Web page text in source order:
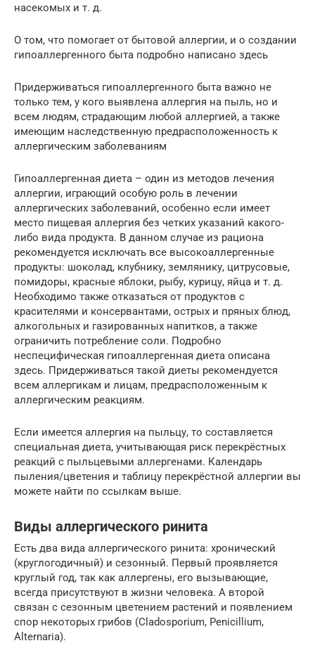
насекомых и т. д.
О том, что помогает от бытовой аллергии, и о создании
гипоаллергенного быта подробно написано здесь
Придерживаться гипоаллергенного быта важно не
только тем, у кого выявлена аллергия на пыль, но и
всем людям, страдающим любой аллергией, а также
имеющим наследственную предрасположенность к
аллергическим заболеваниям
Гипоаллергенная диета – один из методов лечения
аллергии, играющий особую роль в лечении
аллергических заболеваний, особенно если имеет
место пищевая аллергия без четких указаний какого-
либо вида продукта. В данном случае из рациона
рекомендуется исключать все высокоаллергенные
продукты: шоколад, клубнику, землянику, цитрусовые,
помидоры, красные яблоки, рыбу, курицу, яйца и т. д.
Необходимо также отказаться от продуктов с
красителями и консервантами, острых и пряных блюд,
алкогольных и газированных напитков, а также
ограничить потребление соли. Подробно
неспецифическая гипоаллергенная диета описана
здесь. Придерживаться такой диеты рекомендуется
всем аллергикам и лицам, предрасположенным к
аллергическим реакциям.
Если имеется аллергия на пыльцу, то составляется
специальная диета, учитывающая риск перекрёстных
реакций с пыльцевыми аллергенами. Календарь
пыления/цветения и таблицу перекрёстной аллергии вы
можете найти по ссылкам выше.
Виды аллергического ринита
Есть два вида аллергического ринита: хронический
(круглогодичный) и сезонный. Первый проявляется
круглый год, так как аллергены, его вызывающие,
всегда присутствуют в жизни человека. А второй
связан с сезонным цветением растений и появлением
спор некоторых грибов (Cladosporium, Penicillium,
Alternaria).